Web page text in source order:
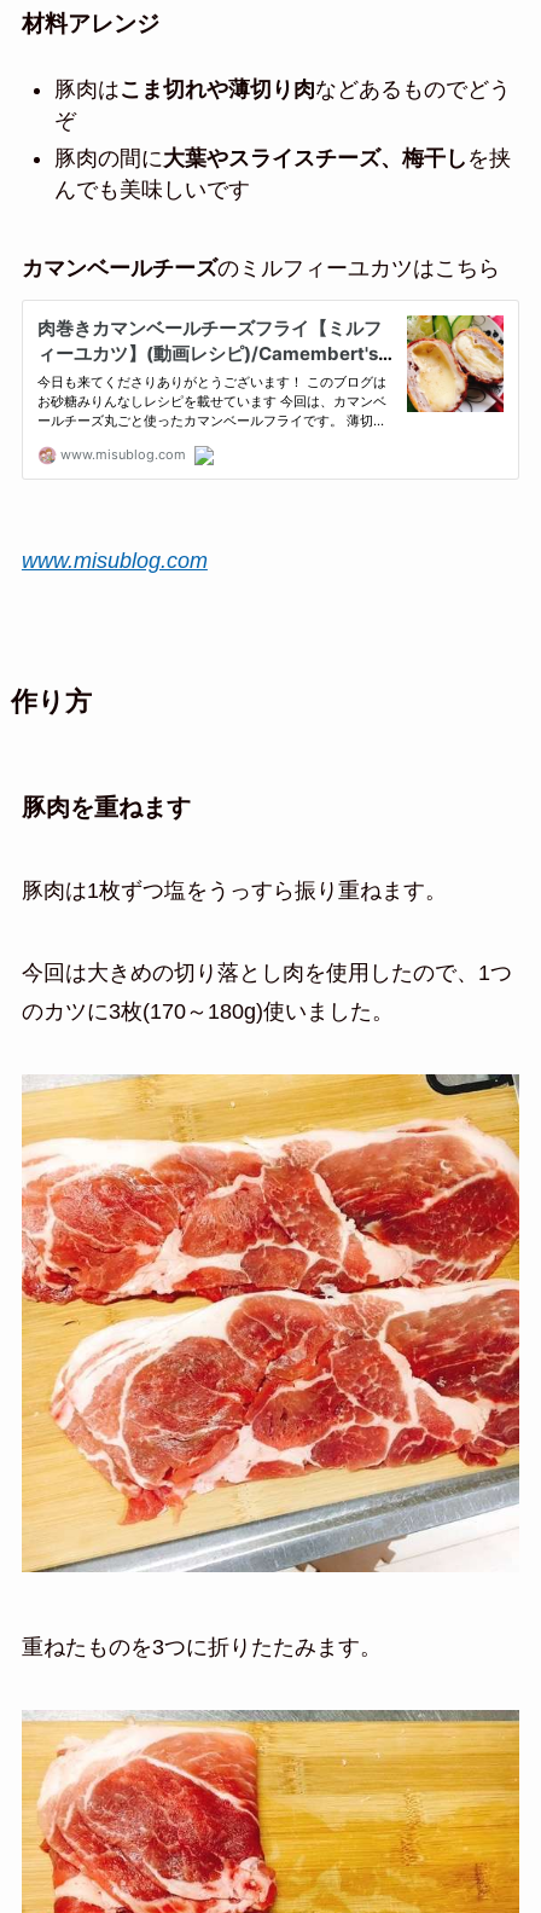
材料アレンジ
豚肉はこま切れや薄切り肉などあるものでどう
ぞ
豚肉の間に大葉やスライスチーズ、梅干し を挟
んでも美味しいです
カマンベールチーズのミルフィーユカツはこちら
www.misublog.com
作り方
豚肉を重ねます
豚肉は1枚ずつ塩をうっすら振り重ねます。
今回は大きめの切り落とし肉を使用したので、1つ
のカツに3枚(170～180g)使いました。
重ねたものを3つに折りたたみます。